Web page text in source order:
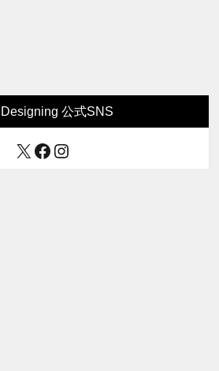
公式SNS
X Facebook
Instagram